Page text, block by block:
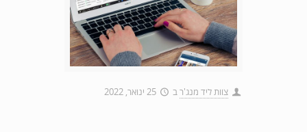
צוות ליד מנג'רב 25 ינואר, 2022